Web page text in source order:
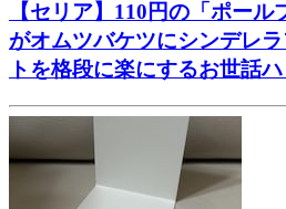
【セリア】110円の「ポール
がオムツバケツにシンデレ
トを格段に楽にするお世話